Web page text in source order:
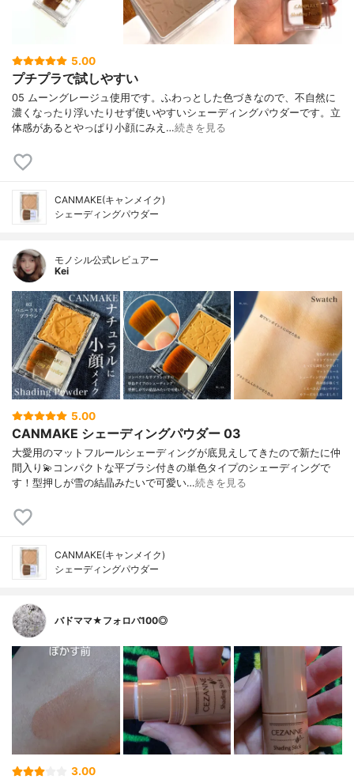
5.00
プチプラで試しやすい
05 ムーングレージュ使用です。ふわっとした色づきなので、不自然に
濃くなったり浮いたりせず使いやすいシェーディングパウダーです。立
体感があるとやっぱり小顔にみえ…続きを見る
CANMAKE(キャンメイク)
シェーディングパウダー
モノシル公式レビュアー
Kei
5.00
CANMAKE シェーディングパウダー 03
大愛用のマットフルールシェーディングが底見えしてきたので新たに仲
間入り💫コンパクトな平ブラシ付きの単色タイプのシェーディングで
す！型押しが雪の結晶みたいで可愛い…続きを見る
CANMAKE(キャンメイク)
シェーディングパウダー
バドママ★フォロバ100◎
3.00